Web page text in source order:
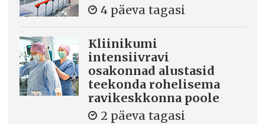
4 päeva tagasi
Kliinikumi
intensiivravi
osakonnad alustasid
teekonda rohelisema
ravikeskkonna poole
2 päeva tagasi